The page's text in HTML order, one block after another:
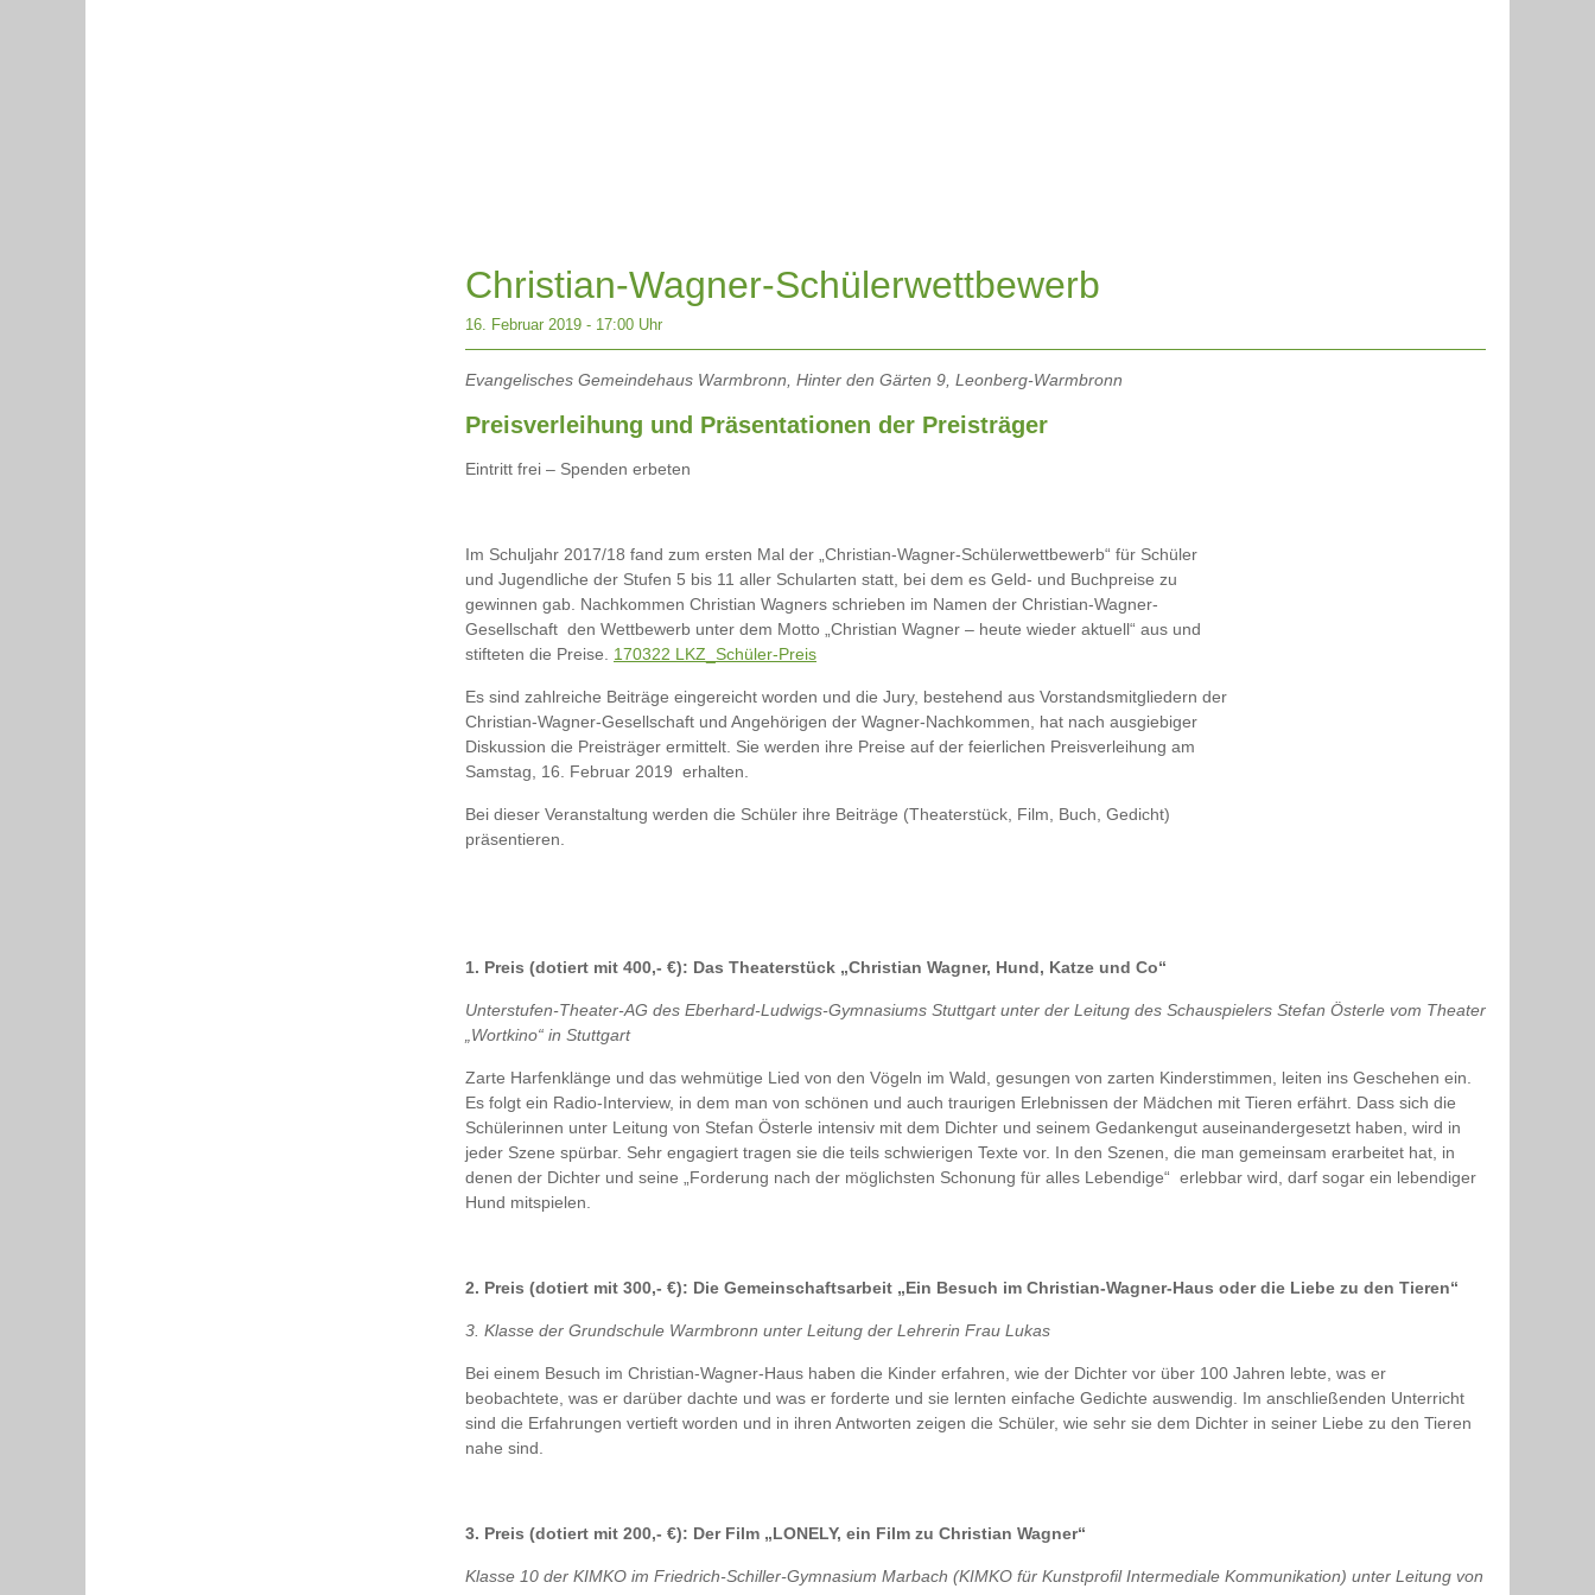
Christian-Wagner-Schülerwettbewerb
16. Februar 2019 17:00 Uhr
Evangelisches Gemeindehaus Warmbronn, Hinter den Gärten 9, Leonberg-Warmbronn
Preisverleihung und Präsentationen der Preisträger
Eintritt frei – Spenden erbeten
Im Schuljahr 2017/18 fand zum ersten Mal der „Christian-Wagner-Schülerwettbewerb“ für Schüler
und Jugendliche der Stufen 5 bis 11 aller Schularten statt, bei dem es Geld- und Buchpreise zu
gewinnen gab. Nachkommen Christian Wagners schrieben im Namen der Christian-Wagner-
Gesellschaft den Wettbewerb unter dem Motto „Christian Wagner – heute wieder aktuell“ aus und
stifteten die Preise. 170322 LKZ_Schüler-Preis
Es sind zahlreiche Beiträge eingereicht worden und die Jury, bestehend aus Vorstandsmitgliedern der
Christian-Wagner-Gesellschaft und Angehörigen der Wagner-Nachkommen, hat nach ausgiebiger
Diskussion die Preisträger ermittelt. Sie werden ihre Preise auf der feierlichen Preisverleihung am
Samstag, 16. Februar 2019 erhalten.
Bei dieser Veranstaltung werden die Schüler ihre Beiträge (Theaterstück, Film, Buch, Gedicht)
präsentieren.
1. Preis (dotiert mit 400,- €): Das Theaterstück „Christian Wagner, Hund, Katze und Co“
Unterstufen-Theater-AG des Eberhard-Ludwigs-Gymnasiums Stuttgart unter der Leitung des Schauspielers Stefan Österle vom Theater
„Wortkino“ in Stuttgart
Zarte Harfenklänge und das wehmütige Lied von den Vögeln im Wald, gesungen von zarten Kinderstimmen, leiten ins Geschehen ein.
Es folgt ein Radio-Interview, in dem man von schönen und auch traurigen Erlebnissen der Mädchen mit Tieren erfährt. Dass sich die
Schülerinnen unter Leitung von Stefan Österle intensiv mit dem Dichter und seinem Gedankengut auseinandergesetzt haben, wird in
jeder Szene spürbar. Sehr engagiert tragen sie die teils schwierigen Texte vor. In den Szenen, die man gemeinsam erarbeitet hat, in
denen der Dichter und seine „Forderung nach der möglichsten Schonung für alles Lebendige“ erlebbar wird, darf sogar ein lebendiger
Hund mitspielen.
2. Preis (dotiert mit 300,- €): Die Gemeinschaftsarbeit „Ein Besuch im Christian-Wagner-Haus oder die Liebe zu den Tieren“
3. Klasse der Grundschule Warmbronn unter Leitung der Lehrerin Frau Lukas
Bei einem Besuch im Christian-Wagner-Haus haben die Kinder erfahren, wie der Dichter vor über 100 Jahren lebte, was er
beobachtete, was er darüber dachte und was er forderte und sie lernten einfache Gedichte auswendig. Im anschließenden Unterricht
sind die Erfahrungen vertieft worden und in ihren Antworten zeigen die Schüler, wie sehr sie dem Dichter in seiner Liebe zu den Tieren
nahe sind.
3. Preis (dotiert mit 200,- €): Der Film „LONELY, ein Film zu Christian Wagner“
Klasse 10 der KIMKO im Friedrich-Schiller-Gymnasium Marbach (KIMKO für Kunstprofil Intermediale Kommunikation) unter Leitung von